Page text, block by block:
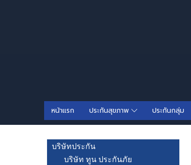
หน้าแรก ประกันสุขภาพ ประกันกลุ่ม
บริษัทประกัน
บริษัท ทูน ประกันภัย